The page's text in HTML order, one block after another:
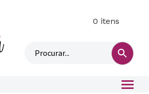
0 itens